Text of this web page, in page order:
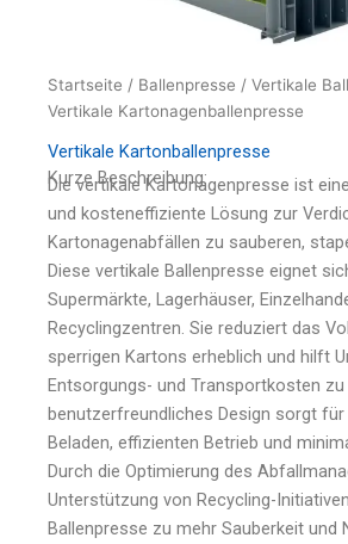
Startseite / Ballenpresse / Vertikale
Vertikale Kartonagenballenpresse
Vertikale Kartonballenpresse
Kurze Beschreibung:
Die vertikale Kartonagenpresse ist
und kosteneffiziente Lösung zur
Kartonagenabfällen zu sauberen,
Diese vertikale Ballenpresse eignet
Supermärkte, Lagerhäuser,
Recyclingzentren. Sie reduziert das
sperrigen Kartons erheblich und hilft
Entsorgungs- und Transportkosten zu
benutzerfreundliches Design sorgt
Beladen, effizienten Betrieb und
Durch die Optimierung des
Unterstützung von Recycling-
Ballenpresse zu mehr Sauberkeit und